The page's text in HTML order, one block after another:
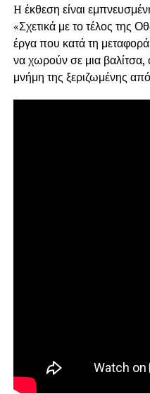
H έκθεση είναι
«Σχετικά με το τέλος της
έργα που κατά τη
να χωρούν σε μια
μνήμη της ξεριζωμένης